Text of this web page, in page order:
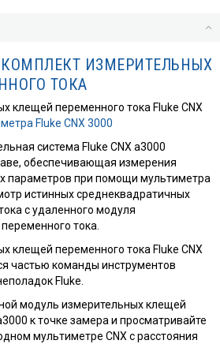
КОМПЛЕКТ ИЗМЕРИТЕЛЬНЫХ
ТОКА
клещей переменного тока Fluke CNX
Fluke CNX 3000
система Fluke CNX a3000
обеспечивающая измерения
параметров при помощи мультиметра
истинных среднеквадратичных
с удаленного модуля
тока.
клещей переменного тока Fluke CNX
частью команды инструментов
Fluke.
модуль измерительных клещей
к точке замера и просматривайте
мультиметре CNX с расстояния